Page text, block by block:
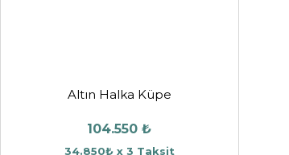
Altın Halka Küpe
104.550 ₺
34.850₺ x 3 Taksit